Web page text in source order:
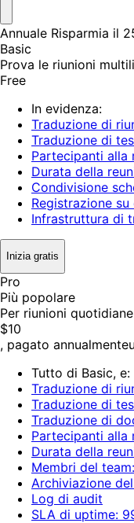
Annuale Risparmia il
Basic
Prova le riunioni
Free
In evidenza:
Traduzione di
Traduzione di
Partecipanti alla
Durata della
Condivisione
Registrazione
Infrastruttura di
Inizia gratis
Pro
Più popolare
Per riunioni
$10
, pagato annualmente
Tutto di Basic, e:
Traduzione di
Traduzione di
Traduzione di
Partecipanti alla
Durata della
Membri del
Archiviazione
Log di audit
SLA di uptime: